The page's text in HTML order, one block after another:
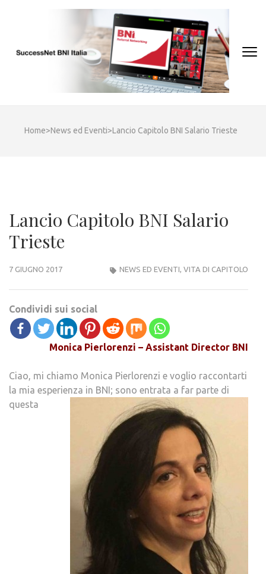
(Press
Home>News ed Eventi>Lancio Capitolo BNI Salario Trieste
Lancio Capitolo BNI Salario
Trieste
7 GIUGNO 2017 NEWS ED EVENTI, VITA DI CAPITOLO
Condividi sui social
Monica Pierlorenzi – Assistant Director BNI
Ciao, mi chiamo Monica Pierlorenzi e voglio raccontarti
la mia esperienza in BNI; sono entrata a far parte di
questa